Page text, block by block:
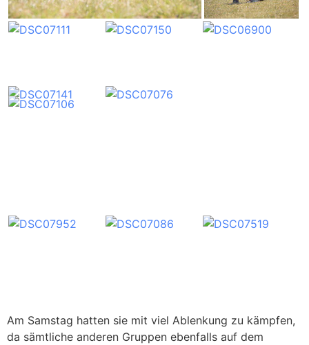
Am Samstag hatten sie mit viel Ablenkung zu kämpfen,
da sämtliche anderen Gruppen ebenfalls auf dem